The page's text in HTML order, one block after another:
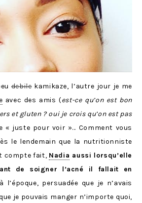
debilekamikaze, l’autre jour je me
avec des amis (est-ce qu’on est bon
et gluten ? oui je crois qu’on est pas
« juste pour voir »… Comment vous
le lendemain que la nutritionniste
compte fait, Nadia aussi lorsqu’elle
de soigner l’acné il fallait en
l’époque, persuadée que je n’avais
je pouvais manger n’importe quoi,